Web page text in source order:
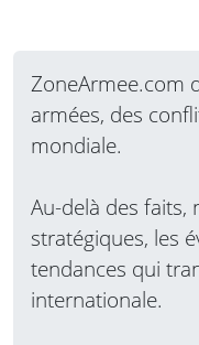
ZoneArmee.com
armées, des
mondiale.
Au-delà des faits,
stratégiques, les
tendances qui
internationale.